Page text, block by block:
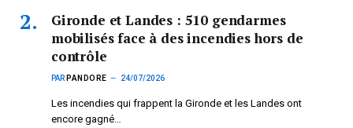
Gironde et Landes : 510 gendarmes
mobilisés face à des incendies hors de
contrôle
PAR PANDORE 24/07/2026
Les incendies qui frappent la Gironde et les Landes ont
encore gagné…